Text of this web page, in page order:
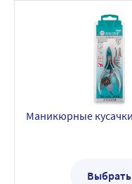
Выбрать